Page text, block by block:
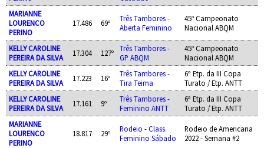
MARIANNE
LOURENCO
PERINO
17.486 69º
Três Tambores -
Aberta Feminino
45º Campeonato
Nacional ABQM
KELLY CAROLINE
PEREIRA DA SILVA
17.304 127º
Três Tambores -
GP ABQM
45º Campeonato
Nacional ABQM
KELLY CAROLINE
PEREIRA DA SILVA
17.223 16º
Três Tambores -
Tira Teima
6ª Etp. da III Copa
Turato / Etp. ANTT
KELLY CAROLINE
PEREIRA DA SILVA
17.161 9º
Três Tambores -
Feminino ANTT
6ª Etp. da III Copa
Turato / Etp. ANTT
MARIANNE
LOURENCO
PERINO
18.817 29º
Rodeio - Class.
Feminino Sábado
Rodeio de Americana
2022 - Semana #2